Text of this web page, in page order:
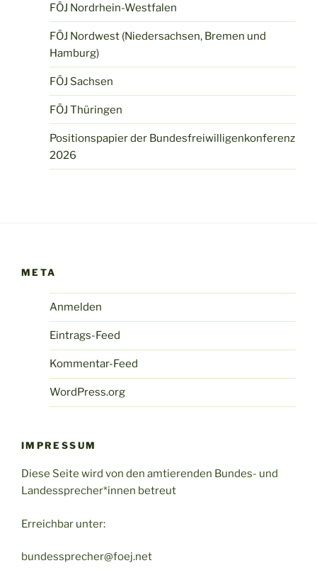
FÖJ Nordrhein-Westfalen
FÖJ Nordwest (Niedersachsen, Bremen und
Hamburg)
FÖJ Sachsen
FÖJ Thüringen
Positionspapier der Bundesfreiwilligenkonferenz
2026
META
Anmelden
Eintrags-Feed
Kommentar-Feed
WordPress.org
IMPRESSUM
Diese Seite wird von den amtierenden Bundes- und
Landessprecher*innen betreut
Erreichbar unter:
bundessprecher@foej.net